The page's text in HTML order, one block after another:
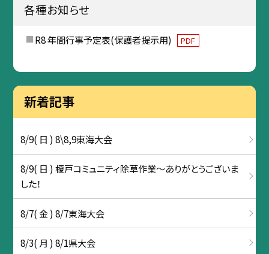
各種お知らせ
R8 年間行事予定表(保護者提示用) PDF
新着記事
8/9( 日 ) 8\8,9東海大会
8/9( 日 ) 榎戸コミュニティ除草作業～ありがとうございま
した！
8/7( 金 ) 8/7東海大会
8/3( 月 ) 8/1県大会